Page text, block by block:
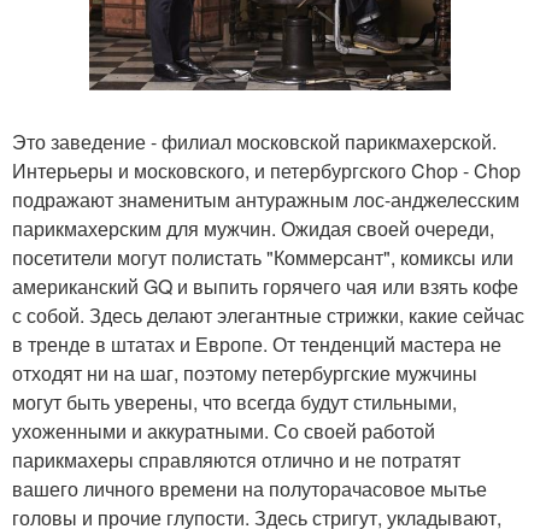
Это заведение - филиал московской парикмахерской.
Интерьеры и московского, и петербургского Chop - Chop
подражают знаменитым антуражным лос-анджелесским
парикмахерским для мужчин. Ожидая своей очереди,
посетители могут полистать "Коммерсант", комиксы или
американский GQ и выпить горячего чая или взять кофе
с собой. Здесь делают элегантные стрижки, какие сейчас
в тренде в штатах и Европе. От тенденций мастера не
отходят ни на шаг, поэтому петербургские мужчины
могут быть уверены, что всегда будут стильными,
ухоженными и аккуратными. Со своей работой
парикмахеры справляются отлично и не потратят
вашего личного времени на полуторачасовое мытье
головы и прочие глупости. Здесь стригут, укладывают,